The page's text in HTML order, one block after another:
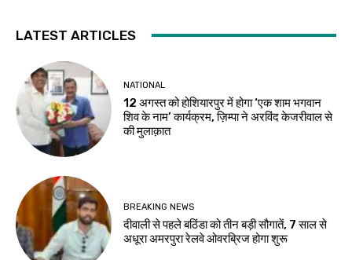
LATEST ARTICLES
NATIONAL
12 अगस्त को होशियारपुर में होगा ‘एक शाम भगवान
शिव के नाम’ कार्यक्रम, ज़िम्पा ने अरविंद केजरीवाल से
की मुलाक़ात
BREAKING NEWS
दीवाली से पहले बठिंडा को तीन बड़ी सौगातें, 7 साल से
अधूरा अमरपुरा रेलवे ओवरब्रिज होगा शुरू